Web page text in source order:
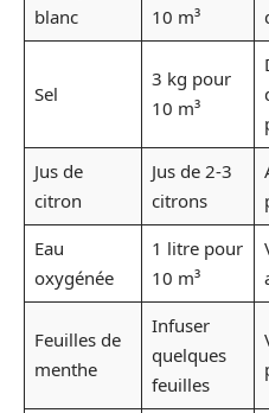
blanc
10 m³
Sel
3 kg pour
10 m³
Jus de
citron
Jus de 2-3
citrons
Eau
oxygénée
1 litre pour
10 m³
Feuilles de
menthe
Infuser
quelques
feuilles